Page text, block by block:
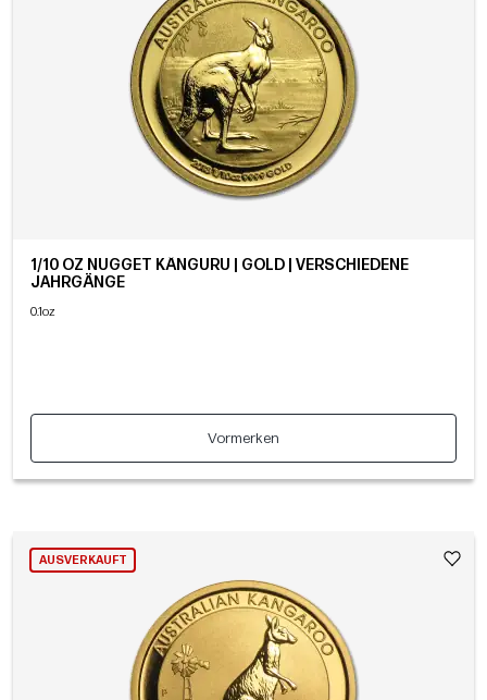
1/10 OZ NUGGET KÄNGURU | GOLD | VERSCHIEDENE
JAHRGÄNGE
0.1oz
Vormerken
AUSVERKAUFT